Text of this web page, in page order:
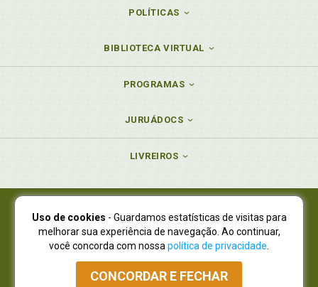
POLÍTICAS
BIBLIOTECA VIRTUAL
PROGRAMAS
JURUÁDOCS
LIVREIROS
Juruá Editora Ltda., CNPJ 77.535.508/0001-19
Juruá Informática Ltda., CNPJ 01.701.561/0001-80
NOVO ENDEREÇO:R. Flávio Dallegrave, 7665, São Lourenço |
Curitiba - Paraná - CEP 82210-310
Atendimento: (41) 4009-3900|Vendas Atacado: (41) 4009-3939
Uso de cookies - Guardamos estatísticas de visitas para
melhorar sua experiência de navegação. Ao continuar,
você concorda com nossa política de privacidade
CONCORDAR E FECHAR